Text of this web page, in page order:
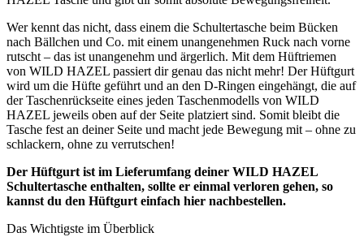
Wer kennt das nicht, dass einem die Schultertasche beim Bücken
nach Bällchen und Co. mit einem unangenehmen Ruck nach vorne
rutscht – das ist unangenehm und ärgerlich. Mit dem Hüftriemen
von WILD HAZEL passiert dir genau das nicht mehr! Der Hüftgurt
wird um die Hüfte geführt und an den D-Ringen eingehängt, die auf
der Taschenrückseite eines jeden Taschenmodells von WILD
HAZEL jeweils oben auf der Seite platziert sind. Somit bleibt die
Tasche fest an deiner Seite und macht jede Bewegung mit – ohne zu
schlackern, ohne zu verrutschen!
Der Hüftgurt ist im Lieferumfang deiner WILD HAZEL
Schultertasche enthalten, sollte er einmal verloren gehen, so
kannst du den Hüftgurt einfach hier nachbestellen.
Das Wichtigste im Überblick